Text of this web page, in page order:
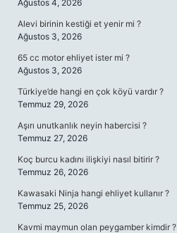
Ağustos 4, 2026
Alevi birinin kestiği et yenir mi ?
Ağustos 3, 2026
65 cc motor ehliyet ister mi ?
Ağustos 3, 2026
Türkiye’de hangi en çok köyü vardır ?
Temmuz 29, 2026
Aşırı unutkanlık neyin habercisi ?
Temmuz 27, 2026
Koç burcu kadını ilişkiyi nasıl bitirir ?
Temmuz 26, 2026
Kawasaki Ninja hangi ehliyet kullanır ?
Temmuz 25, 2026
Kavmi maymun olan peygamber kimdir ?